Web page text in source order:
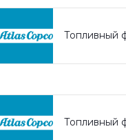
Топливный
Топливный